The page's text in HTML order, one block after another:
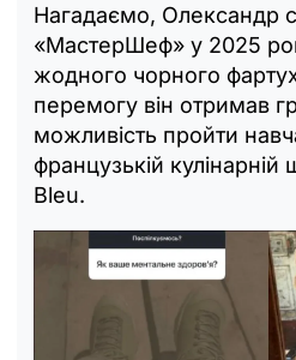
Нагадаємо, Олександр
«МастерШеф» у 2025
жодного чорного
перемогу він отримав
можливість пройти
французькій
Bleu.